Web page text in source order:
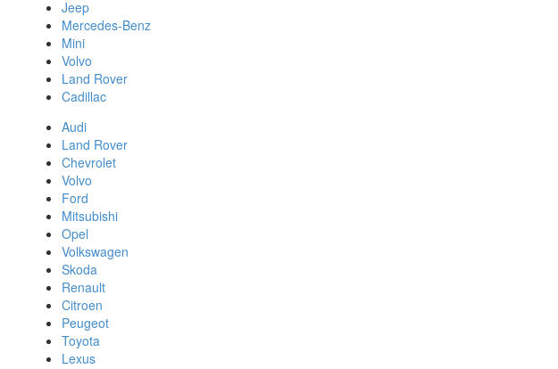
Jeep
Mercedes-Benz
Mini
Volvo
Land Rover
Cadillac
Audi
Land Rover
Chevrolet
Volvo
Ford
Mitsubishi
Opel
Volkswagen
Skoda
Renault
Citroen
Peugeot
Toyota
Lexus